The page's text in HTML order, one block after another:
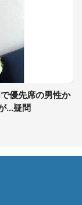
優先席の男性か
...疑問